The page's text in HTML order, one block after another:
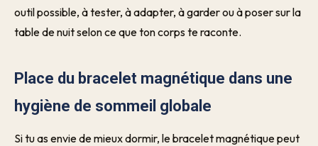
outil possible, à tester, à adapter, à garder ou à poser sur la
table de nuit selon ce que ton corps te raconte.
Place du bracelet magnétique dans une
hygiène de sommeil globale
Si tu as envie de mieux dormir, le bracelet magnétique peut